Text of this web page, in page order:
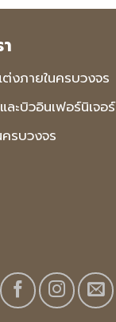
งภายในครบวงจร
ละบิวอินเฟอร์นิเจอร์
ครบวงจร